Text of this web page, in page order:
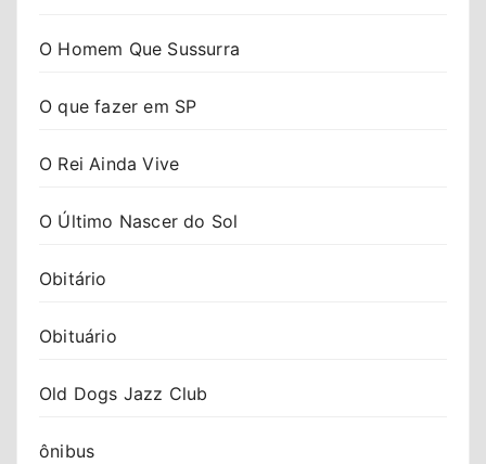
O Homem Que Sussurra
O que fazer em SP
O Rei Ainda Vive
O Último Nascer do Sol
Obitário
Obituário
Old Dogs Jazz Club
ônibus